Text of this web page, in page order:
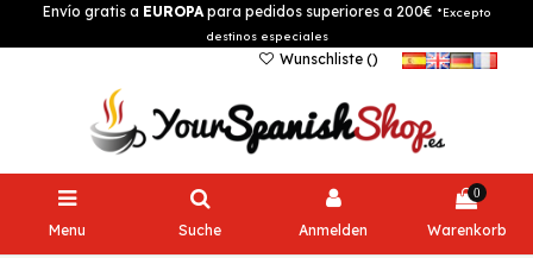
Envío gratis a EUROPApara pedidos superiores a 200€ *Excepto
destinos especiales
Wunschliste ()
Menu Suche Anmelden
0
Warenkorb